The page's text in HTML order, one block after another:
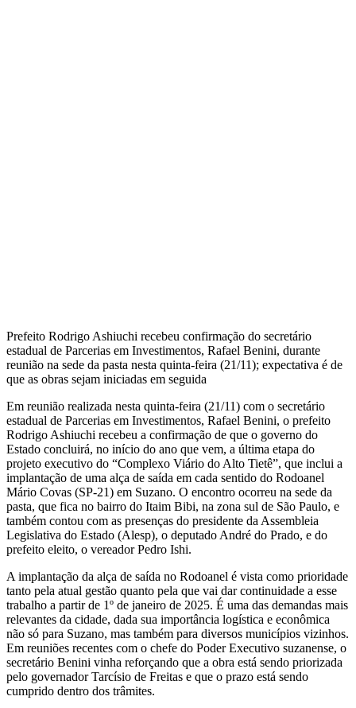
Prefeito Rodrigo Ashiuchi recebeu confirmação do secretário
estadual de Parcerias em Investimentos, Rafael Benini, durante
reunião na sede da pasta nesta quinta-feira (21/11); expectativa é de
que as obras sejam iniciadas em seguida
Em reunião realizada nesta quinta-feira (21/11) com o secretário
estadual de Parcerias em Investimentos, Rafael Benini, o prefeito
Rodrigo Ashiuchi recebeu a confirmação de que o governo do
Estado concluirá, no início do ano que vem, a última etapa do
projeto executivo do “Complexo Viário do Alto Tietê”, que inclui a
implantação de uma alça de saída em cada sentido do Rodoanel
Mário Covas (SP-21) em Suzano. O encontro ocorreu na sede da
pasta, que fica no bairro do Itaim Bibi, na zona sul de São Paulo, e
também contou com as presenças do presidente da Assembleia
Legislativa do Estado (Alesp), o deputado André do Prado, e do
prefeito eleito, o vereador Pedro Ishi.
A implantação da alça de saída no Rodoanel é vista como prioridade
tanto pela atual gestão quanto pela que vai dar continuidade a esse
trabalho a partir de 1º de janeiro de 2025. É uma das demandas mais
relevantes da cidade, dada sua importância logística e econômica
não só para Suzano, mas também para diversos municípios vizinhos.
Em reuniões recentes com o chefe do Poder Executivo suzanense, o
secretário Benini vinha reforçando que a obra está sendo priorizada
pelo governador Tarcísio de Freitas e que o prazo está sendo
cumprido dentro dos trâmites.